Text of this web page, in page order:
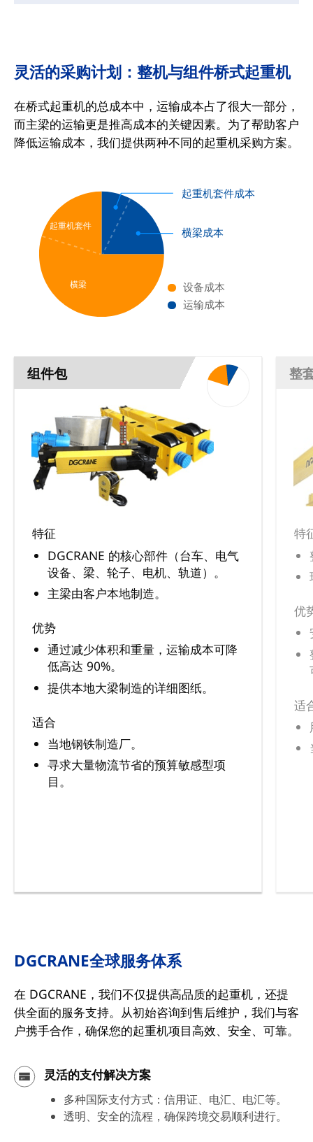
灵活的采购计划：整机与组件桥式起重机
在桥式起重机的总成本中，运输成本占了很大一部分，
而主梁的运输更是推高成本的关键因素。为了帮助客户
降低运输成本，我们提供两种不同的起重机采购方案。
起重机套件
横梁
起重机套件成本
横梁成本
设备成本
运输成本
组件包
特征
DGCRANE 的核心部件（台车、电气
设备、梁、轮子、电机、轨道）。
主梁由客户本地制造。
优势
通过减少体积和重量，运输成本可降
低高达 90%。
提供本地大梁制造的详细图纸。
适合
当地钢铁制造厂。
寻求大量物流节省的预算敏感型项
目。
整
特
优
适
DGCRANE全球服务体系
在 DGCRANE，我们不仅提供高品质的起重机，还提
供全面的服务支持。从初始咨询到售后维护，我们与客
户携手合作，确保您的起重机项目高效、安全、可靠。
灵活的支付解决方案
多种国际支付方式：信用证、电汇、电汇等。
透明、安全的流程，确保跨境交易顺利进行。